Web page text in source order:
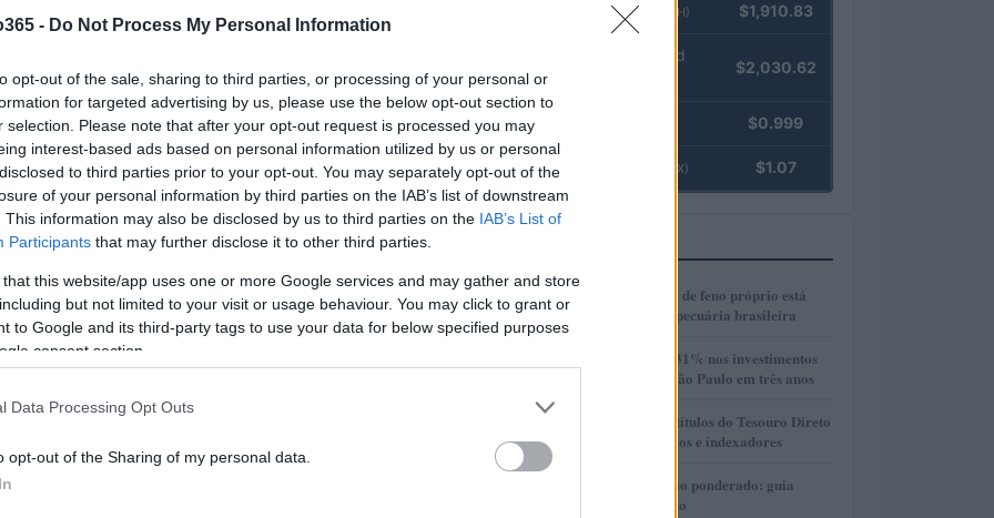
- Do Not Process My Personal Information
opt-out of the sale, sharing to third parties, or processing of your personal or
for targeted advertising by us, please use the below opt-out section to
selection. Please note that after your opt-out request is processed you may
interest-based ads based on personal information utilized by us or personal
to third parties prior to your opt-out. You may separately opt-out of the
of your personal information by third parties on the IAB’s list of downstream
This information may also be disclosed by us to third parties on the IAB’s List of
Participants that may further disclose it to other third parties.
that this website/app uses one or more Google services and may gather and store
but not limited to your visit or usage behaviour. You may click to grant or
to Google and its third-party tags to use your data for below specified purposes
consent section.
Data Processing Opt Outs
opt-out of the Sharing of my personal data.
na rede Ethereum aumentou nos últimos dois
com dados do CryptoSlam, a rede Bitcoin
Ethereum (ETH) $1,910.83
kpk ETH Yield
$2,030.62
$0.999
(USDEX) $1.07
1
Como a produção de feno próprio está
transformando a pecuária brasileira
2
Crescimento de 131% nos investimentos
imobiliários em São Paulo em três anos
3
Como selecionar títulos do Tesouro Direto
com base em prazos e indexadores
DCA e preço médio ponderado: guia
prático para cripto